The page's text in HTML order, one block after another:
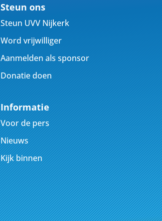
Steun ons
Steun UVV Nijkerk
Word vrijwilliger
Aanmelden als sponsor
Donatie doen
Informatie
Voor de pers
Nieuws
Kijk binnen